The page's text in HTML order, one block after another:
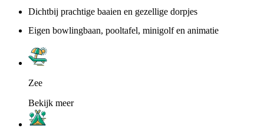
Dichtbij prachtige baaien en gezellige dorpjes
Eigen bowlingbaan, pooltafel, minigolf en animatie
Zee
Bekijk meer